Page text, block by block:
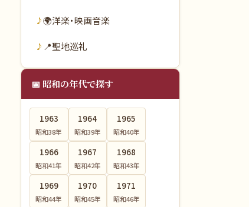
🌍洋楽・映画音楽
📍聖地巡礼
📅 昭和の年代で探す
1963
昭和38年
1964
昭和39年
1965
昭和40年
1966
昭和41年
1967
昭和42年
1968
昭和43年
1969
昭和44年
1970
昭和45年
1971
昭和46年